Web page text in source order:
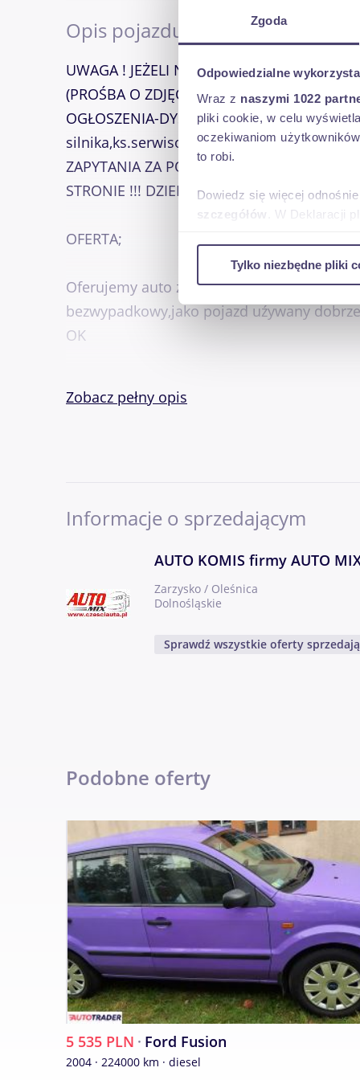
Zgoda
Odpowiedzialne
Wraz z naszymi 1022
pliki cookie, w celu
oczekiwaniom
to robi.
Dowiedz się więcej
szczegółów . W Deklaracji
ruch w naszej witrynie.
uzyskanymi podczas
Tylko niezbędne pliki
Opis pojazdu
UWAGA ! JEŻELI NIE DODALIŚMY ZDJĘĆ DO
(PROŚBA O ZDJĘCIA AUTA+PODAĆ
OGŁOSZENIA-DYSPONUJEMY OKOŁO 20-
silnika,ks.serwisowa,rachunki za wymiany
ZAPYTANIA ZA POŚREDNICTWEM
STRONIE !!! DZIEKUJEMY ZA
OFERTA;
Oferujemy auto z opisu oferty w bardzo
bezwypadkowy,jako pojazd uźywany
OK
-el szyby
-komp pokl(spalanie itp)
-c zamek+pilot
-el+podg lusterka
-6x SRS
Zobacz pełny opis
Informacje o sprzedającym
AUTO KOMIS firmy AUTO
Zarzysko / Oleśnica
Dolnośląskie
Sprawdź wszystkie oferty
Podobne oferty
5 535 PLN · Ford Fusion
2004 · 224000 km · diesel